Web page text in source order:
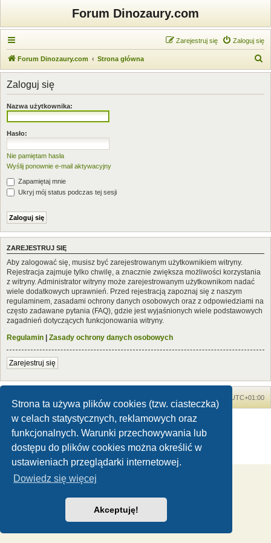
Strona ta używa plików cookies (tzw. ciasteczka)
w celach statystycznych, reklamowych oraz
funkcjonalnych. Warunki przechowywania lub
dostępu do plików cookies można określić w
ustawieniach przeglądarki internetowej.
Dowiedz się więcej
Akceptuję!
Forum Dinozaury.com
Zaloguj się
Zarejestruj się
Forum Dinozaury.com Strona główna
z
Zaloguj się
Nazwa użytkownika:
Hasło:
Nie pamiętam hasła
Wyślij ponownie e-mail aktywacyjny
Zapamiętaj mnie
Ukryj mój status podczas tej sesji
ZAREJESTRUJ SIĘ
Aby zalogować się, musisz być zarejestrowanym użytkownikiem witryny.
Rejestracja zajmuje tylko chwilę, a znacznie zwiększa możliwości korzystania
z witryny. Administrator witryny może zarejestrowanym użytkownikom nadać
wiele dodatkowych uprawnień. Przed rejestracją zapoznaj się z naszym
regulaminem, zasadami ochrony danych osobowych oraz z odpowiedziami na
często zadawane pytania (FAQ), gdzie jest wyjaśnionych wiele podstawowych
zagadnień dotyczących funkcjonowania witryny.
Regulamin | Zasady ochrony danych osobowych
Zarejestruj się
UTC+01:00
Dinozaury.com© 2006-2020
Technologię dostarczaphpBB® Forum Software © phpBB Limited
Zasady ochrony danych osobowych|Regulamin